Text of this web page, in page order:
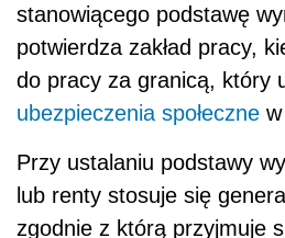
stanowiącego podstawę
potwierdza zakład pracy,
do pracy za granicą, który
ubezpieczenia społeczne
Przy ustalaniu podstawy
lub renty stosuje się
zgodnie z którą przyjmuje